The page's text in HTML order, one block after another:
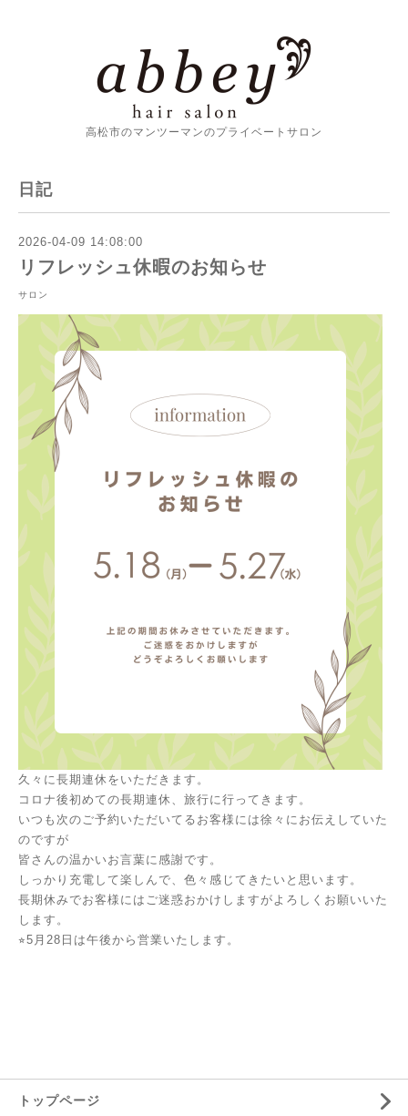
高松市のマンツーマンのプライベートサロン
日記
2026-04-09 14:08:00
リフレッシュ休暇のお知らせ
サロン
久々に長期連休をいただきます。
コロナ後初めての長期連休、旅行に行ってきます。
いつも次のご予約いただいてるお客様には徐々にお伝えしていた
のですが
皆さんの温かいお言葉に感謝です。
しっかり充電して楽しんで、色々感じてきたいと思います。
長期休みでお客様にはご迷惑おかけしますがよろしくお願いいた
します。
⭐︎5月28日は午後から営業いたします。
トップページ